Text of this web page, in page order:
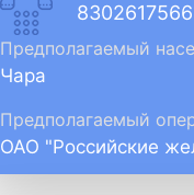
Предполагаемый
Чара
Предполагаемый
ОАО "Российские